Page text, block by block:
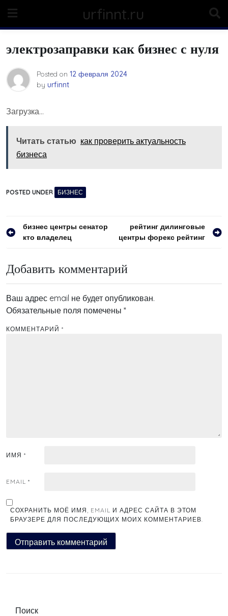
content
urfinnt.ru
электрозаправки как бизнес с нуля
Posted on 12 февраля 2024
by urfinnt
Загрузка…
Читать статью как проверить актуальность
бизнеса
POSTED UNDER БИЗНЕС
Навигация
бизнес центры сенатор
кто владелец
рейтинг дилинговые
центры форекс рейтинг
Добавить комментарий
Ваш адрес email не будет опубликован.
Обязательные поля помечены *
КОММЕНТАРИЙ *
ИМЯ *
EMAIL *
СОХРАНИТЬ МОЁ ИМЯ, EMAIL И АДРЕС САЙТА В ЭТОМ
БРАУЗЕРЕ ДЛЯ ПОСЛЕДУЮЩИХ МОИХ КОММЕНТАРИЕВ.
Поиск